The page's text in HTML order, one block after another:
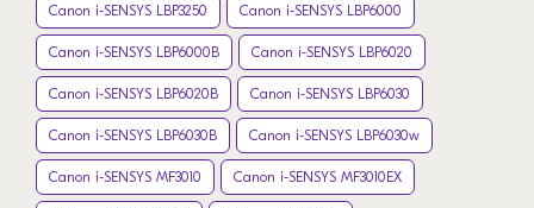
Canon i-SENSYS LBP3250 Canon i-SENSYS LBP6000
Canon i-SENSYS LBP6000B Canon i-SENSYS LBP6020
Canon i-SENSYS LBP6020B Canon i-SENSYS LBP6030
Canon i-SENSYS LBP6030B Canon i-SENSYS LBP6030w
Canon i-SENSYS MF3010 Canon i-SENSYS MF3010EX